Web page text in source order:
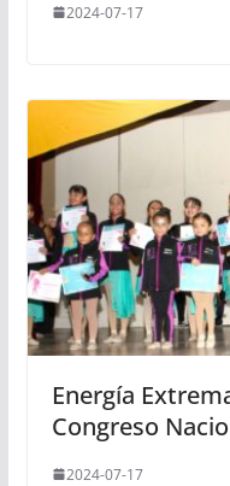
2024-07-17
Energía
Congreso
2024-07-17